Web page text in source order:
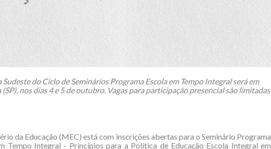
Sudeste do Ciclo de Seminários Programa Escola em Tempo Integral será em
(SP), nos dias 4 e 5 de outubro. Vagas para participação presencial são limitadas
da Educação (MEC) está com inscrições abertas para o Seminário Programa
Tempo Integral - Princípios para a Política de Educação Escola Integral em